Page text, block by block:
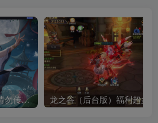
一骑当千（金屋版）（请勿传播宣传谢谢了，有点儿违禁） 龙之谷（后台版）福利超多